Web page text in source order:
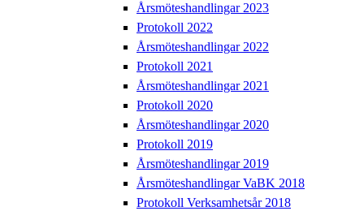
Årsmöteshandlingar 2023
Protokoll 2022
Årsmöteshandlingar 2022
Protokoll 2021
Årsmöteshandlingar 2021
Protokoll 2020
Årsmöteshandlingar 2020
Protokoll 2019
Årsmöteshandlingar 2019
Årsmöteshandlingar VaBK 2018
Protokoll Verksamhetsår 2018